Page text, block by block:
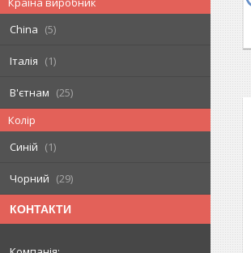
China
5
Італія 1
В'єтнам
25
Колір
Синій
1
Чорний 29
КОНТАКТИ